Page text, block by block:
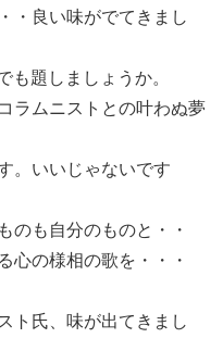
・良い味がでてきまし
も題しましょうか。
ラムニストとの叶わぬ夢
。いいじゃないです
のも自分のものと・・
心の様相の歌を・・・
ト氏、味が出てきまし